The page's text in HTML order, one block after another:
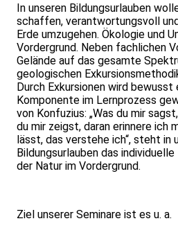
In unseren Bildungsurlauben
schaffen, verantwortungsvoll
Erde umzugehen. Ökologie und
Vordergrund. Neben fachlichen
Gelände auf das gesamte
geologischen
Durch Exkursionen wird bewusst
Komponente im Lernprozess
von Konfuzius: „Was du mir
du mir zeigst, daran erinnere ich
lässt, das verstehe ich“, steht in
Bildungsurlauben das
der Natur im Vordergrund.
Ziel unserer Seminare ist es u. a.